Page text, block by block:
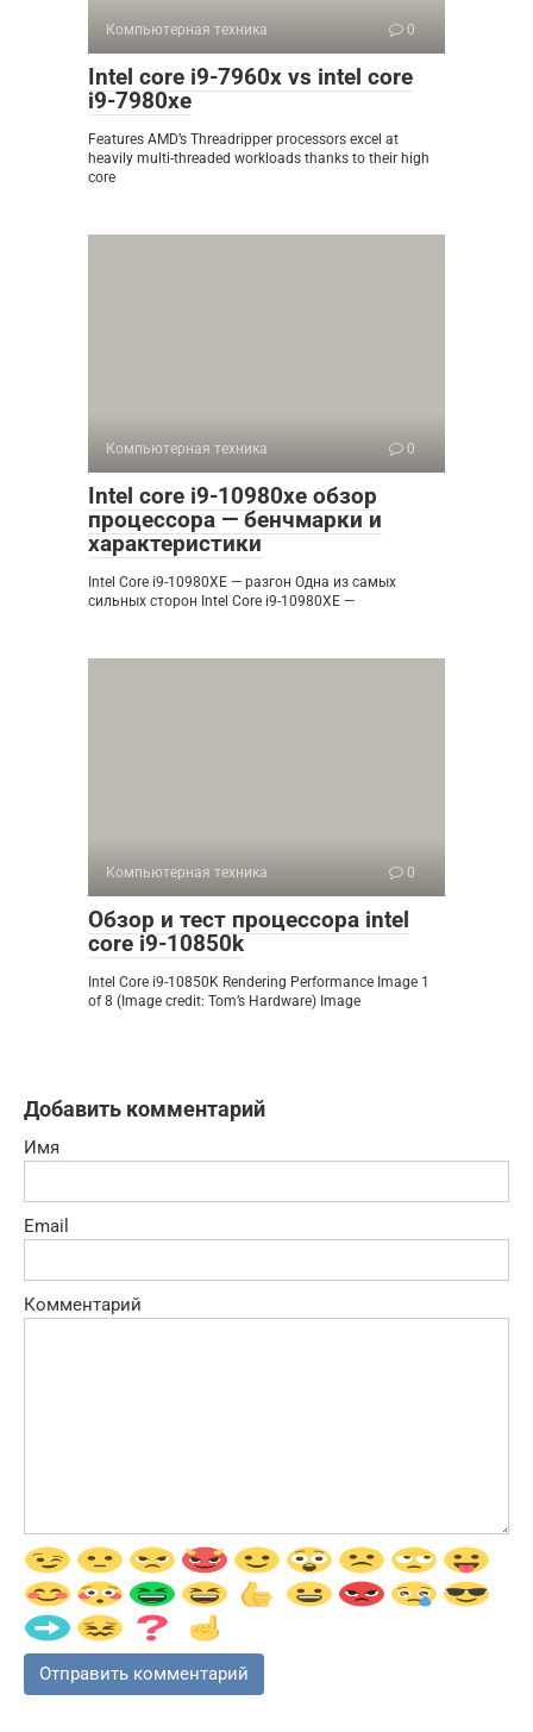
Компьютерная техника 0
Intel core i9-7960x vs intel core
i9-7980xe
Features AMD’s Threadripper processors excel at
heavily multi-threaded workloads thanks to their high
core
Компьютерная техника 0
Intel core i9-10980xe обзор
процессора — бенчмарки и
характеристики
Intel Core i9-10980XE — разгон Одна из самых
сильных сторон Intel Core i9-10980XE —
Компьютерная техника 0
Обзор и тест процессора intel
core i9-10850k
Intel Core i9-10850K Rendering Performance Image 1
of 8 (Image credit: Tom’s Hardware) Image
Добавить комментарий
Имя
Email
Комментарий